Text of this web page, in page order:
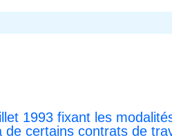
1993 fixant les
de certains contrats de